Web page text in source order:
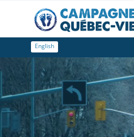
English